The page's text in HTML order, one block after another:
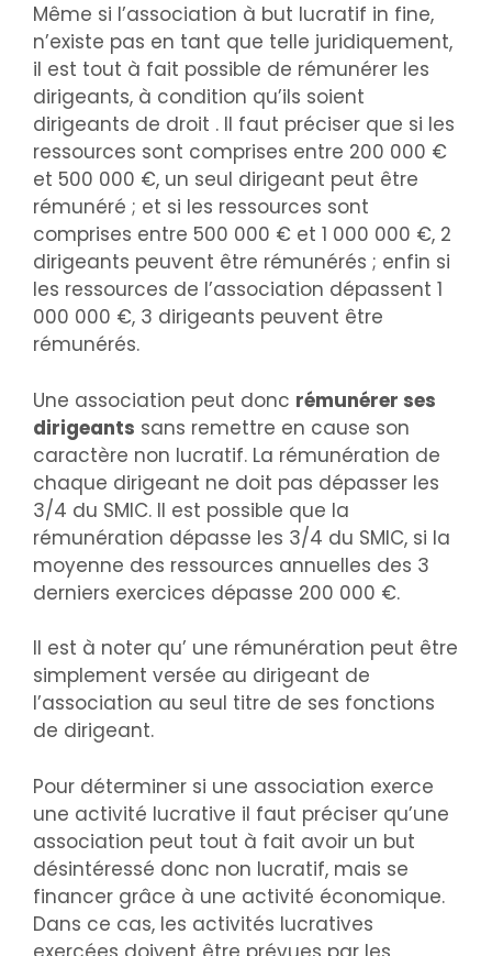
Même si l’association à but lucratif in fine,
n’existe pas en tant que telle juridiquement,
il est tout à fait possible de rémunérer les
dirigeants, à condition qu’ils soient
dirigeants de droit . Il faut préciser que si les
ressources sont comprises entre 200 000 €
et 500 000 €, un seul dirigeant peut être
rémunéré ; et si les ressources sont
comprises entre 500 000 € et 1 000 000 €, 2
dirigeants peuvent être rémunérés ; enfin si
les ressources de l’association dépassent 1
000 000 €, 3 dirigeants peuvent être
rémunérés.
Une association peut donc rémunérer ses
dirigeants sans remettre en cause son
caractère non lucratif. La rémunération de
chaque dirigeant ne doit pas dépasser les
3/4 du SMIC. Il est possible que la
rémunération dépasse les 3/4 du SMIC, si la
moyenne des ressources annuelles des 3
derniers exercices dépasse 200 000 €.
Il est à noter qu’ une rémunération peut être
simplement versée au dirigeant de
l’association au seul titre de ses fonctions
de dirigeant.
Pour déterminer si une association exerce
une activité lucrative il faut préciser qu’une
association peut tout à fait avoir un but
désintéressé donc non lucratif, mais se
financer grâce à une activité économique.
Dans ce cas, les activités lucratives